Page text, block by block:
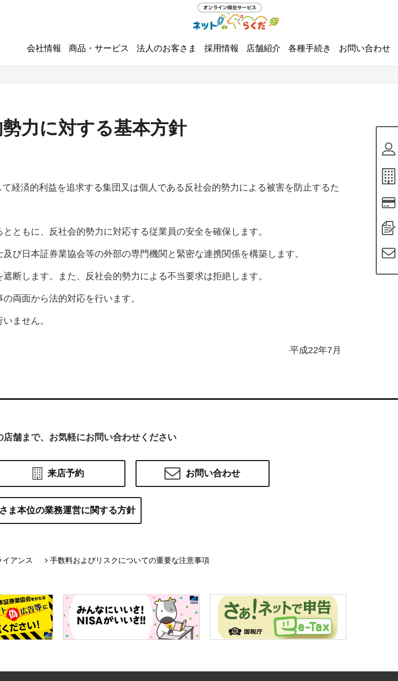
会社情報 商品・サービス 法人のお客さま 採用情報 店舗紹介 各種手続き お問い合わせ
力に対する基本方針
経済的利益を追求する集団又は個人である反社会的勢力による被害を防止するた
ともに、反社会的勢力に対応する従業員の安全を確保します。
び日本証券業協会等の外部の専門機関と緊密な連携関係を構築します。
断します。また、反社会的勢力による不当要求は拒絶します。
両面から法的対応を行います。
ません。
平成22年7月
店舗まで、お気軽にお問い合わせください
来店予約 お問い合わせ
ま本位の業務運営に関する方針
イアンス 手数料およびリスクについての重要な注意事項